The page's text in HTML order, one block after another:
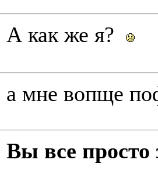
А как же я?
а мне вопще
Вы все просто